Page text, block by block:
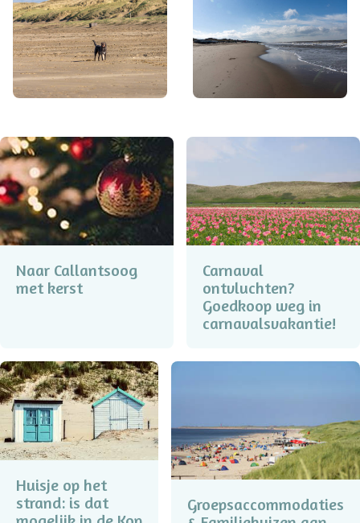
Naar Callantsoog
met kerst
Carnaval
ontvluchten?
Goedkoop weg in
carnavalsvakantie!
Huisje op het
strand: is dat
Groepsaccommodaties